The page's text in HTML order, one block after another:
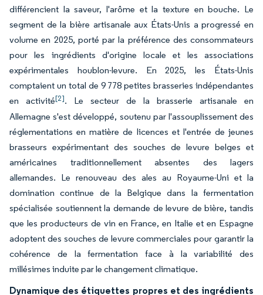
différencient la saveur, l'arôme et la texture en bouche. Le
segment de la bière artisanale aux États-Unis a progressé en
volume en 2025, porté par la préférence des consommateurs
pour les ingrédients d'origine locale et les associations
expérimentales houblon-levure. En 2025, les États-Unis
comptaient un total de 9 778 petites brasseries indépendantes
en activité[2]. Le secteur de la brasserie artisanale en
Allemagne s'est développé, soutenu par l'assouplissement des
réglementations en matière de licences et l'entrée de jeunes
brasseurs expérimentant des souches de levure belges et
américaines traditionnellement absentes des lagers
allemandes. Le renouveau des ales au Royaume-Uni et la
domination continue de la Belgique dans la fermentation
spécialisée soutiennent la demande de levure de bière, tandis
que les producteurs de vin en France, en Italie et en Espagne
adoptent des souches de levure commerciales pour garantir la
cohérence de la fermentation face à la variabilité des
millésimes induite par le changement climatique.
Dynamique des étiquettes propres et des ingrédients